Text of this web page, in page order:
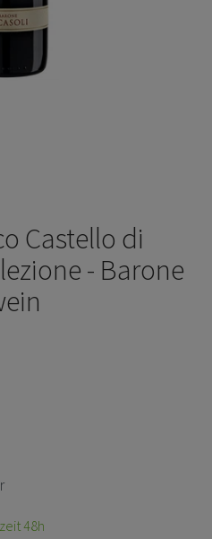
Castello di
- Barone
48h